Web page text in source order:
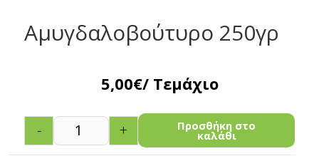
Αμυγδαλοβούτυρο 250γρ
5,00€/ Τεμάχιο
- + Προσθήκη στο
καλάθι